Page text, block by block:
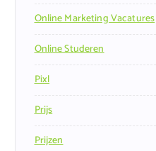
Online Marketing Vacatures
Online Studeren
Pixl
Prijs
Prijzen